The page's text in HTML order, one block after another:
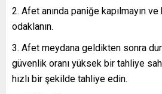
Afet anında paniğe kapılmayın
odaklanın.
Afet meydana geldikten sonra
güvenlik oranı yüksek bir tahliye
hızlı bir şekilde tahliye edin.